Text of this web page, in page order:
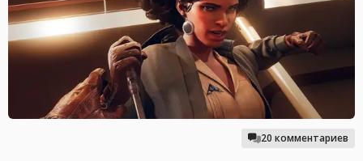
20 комментариев